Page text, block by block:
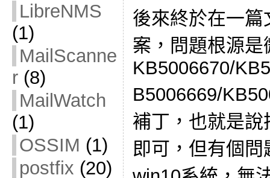
LibreNMS
(1)
MailScanne
r(8)
MailWatch
(1)
OSSIM (1)
postfix (20)
後來終於在一
案，問題根源
KB5006670/
B5006669/
補丁，也就是
即可，但有個